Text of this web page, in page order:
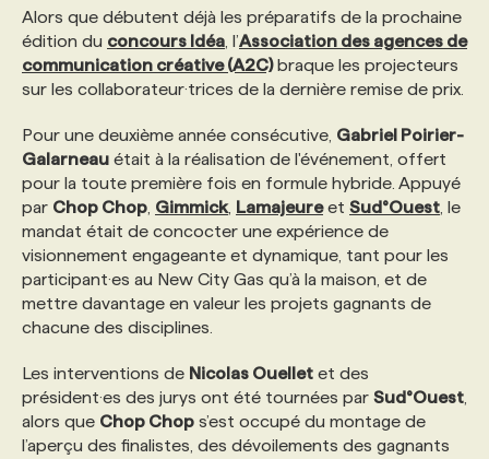
PRIX ET DISTINCTIONS
TENDANCES
GEO/SEO
ÉVÉNEMENTIEL
NOS AUTEUR‧RICES
FAQ
ANNONCEZ AVEC NOUS
FORMATIONS PERSONNALISÉES
NOS FORMATEUR‧RICES
POURQUOI CHOISIR NOS FORMATIONS
NOS TARIFS
FAQ
NOS TARIFS
NOS EXPERTISES
FAQ
ANNONCEZ AVEC NOUS
Alors que débutent déjà les préparatifs de la prochaine
édition du concours Idéa , l’Association des agences de
communication créative (A2C)braque les projecteurs
sur les collaborateur·trices de la dernière remise de prix.
Pour une deuxième année consécutive, Gabriel Poirier-
Galarneau était à la réalisation de l'événement, offert
pour la toute première fois en formule hybride. Appuyé
par Chop Chop Gimmick, Lamajeureet Sud°Ouest , le
mandat était de concocter une expérience de
visionnement engageante et dynamique, tant pour les
participant·es au New City Gas qu’à la maison, et de
mettre davantage en valeur les projets gagnants de
chacune des disciplines.
Les interventions de Nicolas Ouellet et des
président·es des jurys ont été tournées par Sud°Ouest
alors que Chop Chop s’est occupé du montage de
l’aperçu des finalistes, des dévoilements des gagnants